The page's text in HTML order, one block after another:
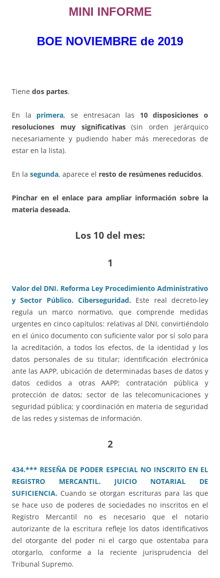
MINI INFORME
BOE NOVIEMBRE de 2019
Tiene dos partes.
En la primera, se entresacan las 10 disposiciones o
resoluciones muy significativas(sin orden jerárquico
necesariamente y pudiendo haber más merecedoras de
estar en la lista).
En la segunda, aparece el resto de resúmenes reducidos.
Pinchar en el enlace para ampliar información sobre la
materia deseada.
Los 10 del mes:
1
Valor del DNI. Reforma Ley Procedimiento Administrativo
y Sector Público. Ciberseguridad. Este real decreto-ley
regula un marco normativo, que comprende medidas
urgentes en cinco capítulos: relativas al DNI, convirtiéndolo
en el único documento con suficiente valor por sí solo para
la acreditación, a todos los efectos, de la identidad y los
datos personales de su titular; identificación electrónica
ante las AAPP, ubicación de determinadas bases de datos y
datos cedidos a otras AAPP; contratación pública y
protección de datos; sector de las telecomunicaciones y
seguridad pública; y coordinación en materia de seguridad
de las redes y sistemas de información.
2
434.*** RESEÑA DE PODER ESPECIAL NO INSCRITO EN EL
REGISTRO MERCANTIL. JUICIO NOTARIAL DE
SUFICIENCIA. Cuando se otorgan escrituras para las que
se hace uso de poderes de sociedades no inscritos en el
Registro Mercantil no es necesario que el notario
autorizante de la escritura refleje los datos identificativos
del otorgante del poder ni el cargo que ostentaba para
otorgarlo, conforme a la reciente jurisprudencia del
Tribunal Supremo.